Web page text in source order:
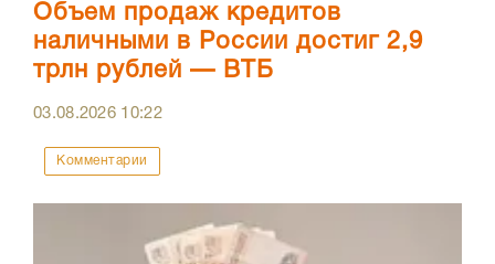
Объем продаж кредитов
наличными в России достиг 2,9
трлн рублей — ВТБ
03.08.2026 10:22
Комментарии